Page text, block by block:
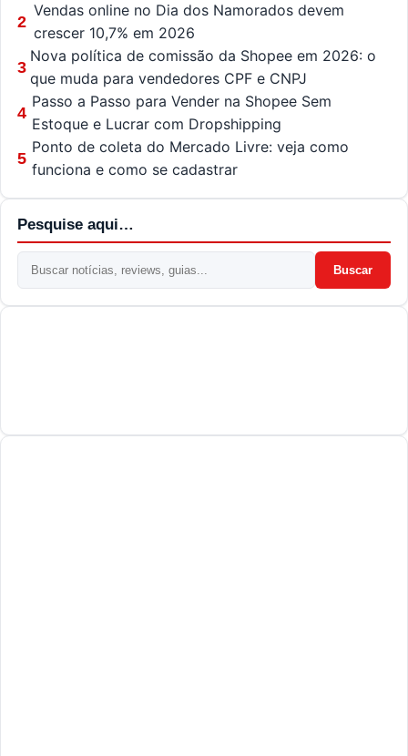
2
Vendas online no Dia dos Namorados devem
crescer 10,7% em 2026
3
Nova política de comissão da Shopee em 2026: o
que muda para vendedores CPF e CNPJ
4
Passo a Passo para Vender na Shopee Sem
Estoque e Lucrar com Dropshipping
5
Ponto de coleta do Mercado Livre: veja como
funciona e como se cadastrar
Pesquise aqui…
Buscar